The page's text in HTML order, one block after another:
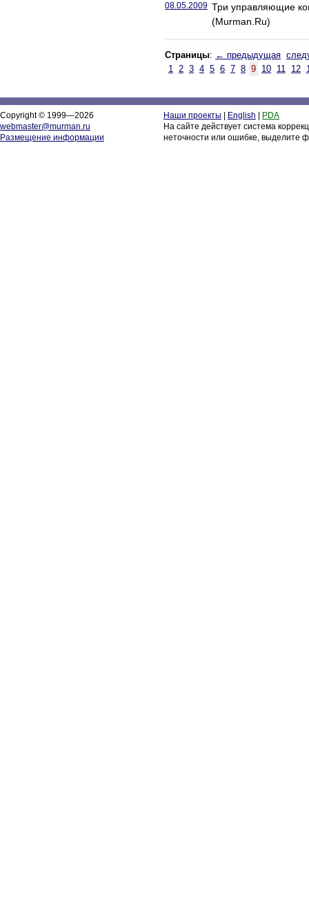
08.05.2009 Три управляющие
(Murman.Ru)
Страницы: ← предыдущая
1 2 3 4 5 6 7 8 9 10 11 12
Copyright © 1999—2026
webmaster@murman.ru
Размещение информации
Наши проекты English
PDA
На сайте действует система
неточности или ошибке, выделите